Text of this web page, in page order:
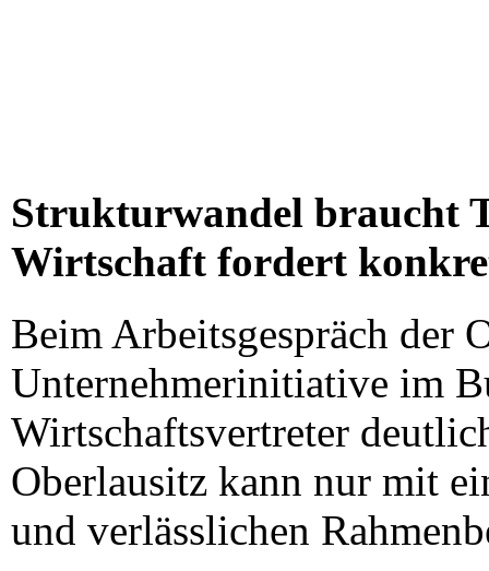
Strukturwandel braucht
Wirtschaft fordert
Beim Arbeitsgespräch der
Unternehmerinitiative im
Wirtschaftsvertreter
Oberlausitz kann nur mit
und verlässlichen